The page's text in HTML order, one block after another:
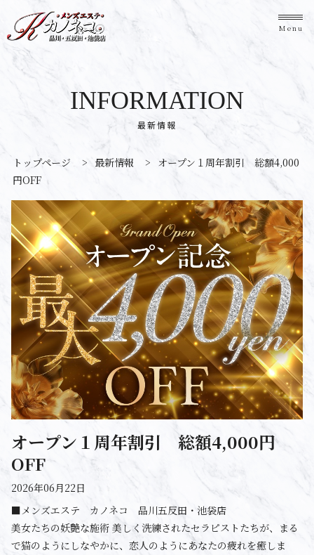
Menu
最新情報
INFORMATION
トップページ > 最新情報 > オープン１周年割引 総額4,000
円OFF
オープン１周年割引 総額4,000円
OFF
2026年06月22日
■メンズエステ カノネコ 品川五反田・池袋店
美女たちの妖艶な施術 美しく洗練されたセラピストたちが、まる
で猫のようにしなやかに、恋人のようにあなたの疲れを癒しま